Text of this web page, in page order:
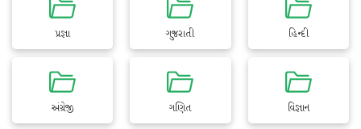
પ્રજ્ઞા ગુજરાતી હિન્દી
અંગ્રેજી ગણિત વિજ્ઞાન